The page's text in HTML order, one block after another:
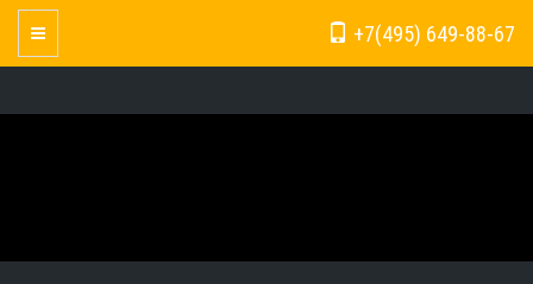
+7(495) 649-88-67
Toggle Navigation